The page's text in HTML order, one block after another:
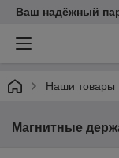
Ваш надёжный
Наши товары
Магнитные